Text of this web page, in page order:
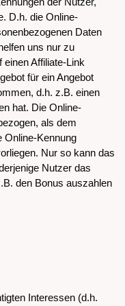
D.h. die Online-
Daten
uns nur zu
Affiliate-Link
für ein Angebot
d.h. z.B. einen
hat. Die Online-
als dem
Online-Kennung
Nur so kann das
Nutzer das
den Bonus auszahlen
Interessen (d.h.